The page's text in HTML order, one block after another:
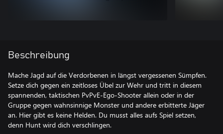
Beschreibung
Mache Jagd auf die Verdorbenen in längst vergessenen Sümpfen.
Setze dich gegen ein zeitloses Übel zur Wehr und tritt in diesem
spannenden, taktischen PvPvE-Ego-Shooter allein oder in der
Gruppe gegen wahnsinnige Monster und andere erbitterte Jäger
an. Hier gibt es keine Helden. Du musst alles aufs Spiel setzen,
denn Hunt wird dich verschlingen.